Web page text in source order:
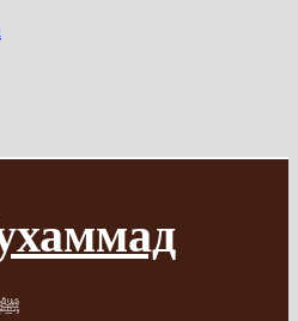
Жизнь последнего Пророкаﷺ